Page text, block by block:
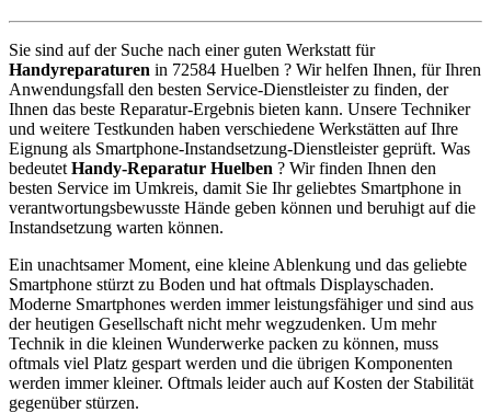
Sie sind auf der Suche nach einer guten Werkstatt für
Handyreparaturen in 72584 Huelben ? Wir helfen Ihnen, für Ihren
Anwendungsfall den besten Service-Dienstleister zu finden, der
Ihnen das beste Reparatur-Ergebnis bieten kann. Unsere Techniker
und weitere Testkunden haben verschiedene Werkstätten auf Ihre
Eignung als Smartphone-Instandsetzung-Dienstleister geprüft. Was
bedeutet Handy-Reparatur Huelben ? Wir finden Ihnen den
besten Service im Umkreis, damit Sie Ihr geliebtes Smartphone in
verantwortungsbewusste Hände geben können und beruhigt auf die
Instandsetzung warten können.
Ein unachtsamer Moment, eine kleine Ablenkung und das geliebte
Smartphone stürzt zu Boden und hat oftmals Displayschaden.
Moderne Smartphones werden immer leistungsfähiger und sind aus
der heutigen Gesellschaft nicht mehr wegzudenken. Um mehr
Technik in die kleinen Wunderwerke packen zu können, muss
oftmals viel Platz gespart werden und die übrigen Komponenten
werden immer kleiner. Oftmals leider auch auf Kosten der Stabilität
gegenüber stürzen.